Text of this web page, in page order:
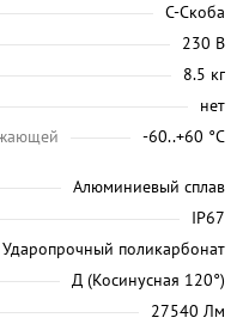
С-Скоба
230 В
8.5 кг
нет
-60..+60 °С
Алюминиевый сплав
IP67
Ударопрочный поликарбонат
Д (Косинусная 120°)
27540 Лм